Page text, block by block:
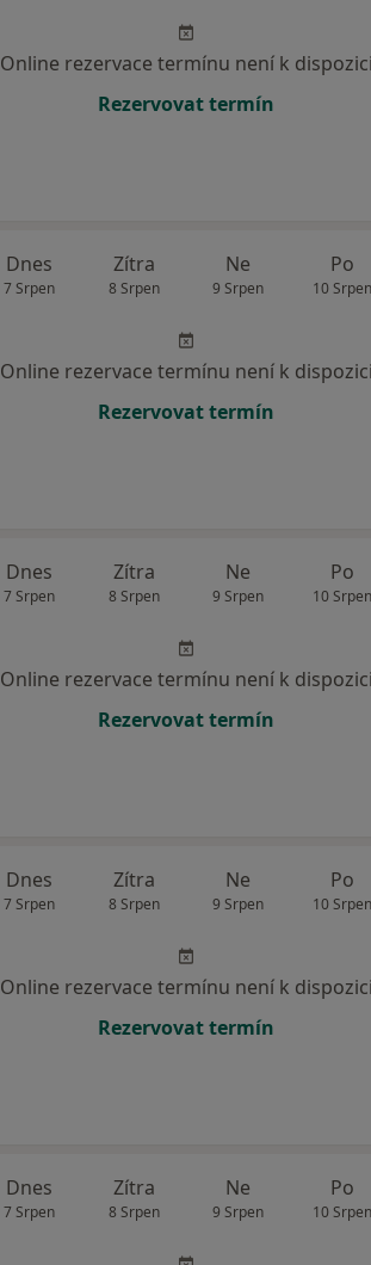
Online rezervace termínu není k dispozici
Rezervovat termín
Dnes
7 Srpen
Zítra
8 Srpen
Ne
9 Srpen
Po
10 Srpen
Online rezervace termínu není k dispozici
Rezervovat termín
Dnes
7 Srpen
Zítra
8 Srpen
Ne
9 Srpen
Po
10 Srpen
Online rezervace termínu není k dispozici
Rezervovat termín
Dnes
7 Srpen
Zítra
8 Srpen
Ne
9 Srpen
Po
10 Srpen
Online rezervace termínu není k dispozici
Rezervovat termín
Dnes
7 Srpen
Zítra
8 Srpen
Ne
9 Srpen
Po
10 Srpen